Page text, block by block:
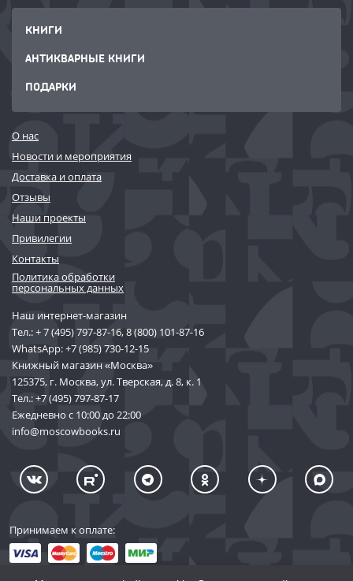
КНИГИ
АНТИКВАРНЫЕ КНИГИ
ПОДАРКИ
О нас
Новости и мероприятия
Доставка и оплата
Отзывы
Наши проекты
Привилегии
Контакты
Политика обработки
персональных данных
Наш интернет-магазин
Тел.:+ 7 (495) 797-87-16,8 (800) 101-87-16
WhatsApp:+7 (985) 730-12-15
Книжный магазин «Москва»
125375, г. Москва, ул. Тверская, д. 8, к. 1
Тел.:+7 (495) 797-87-17
Ежедневно с 10:00 до 22:00
info@moscowbooks.ru
Принимаем к оплате: